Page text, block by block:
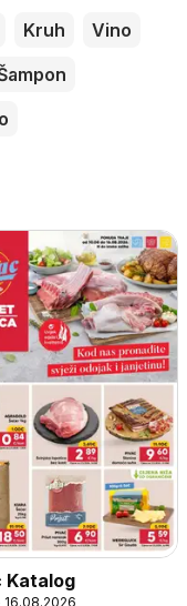
Kruh
Vino
Katalog
16.08.2026